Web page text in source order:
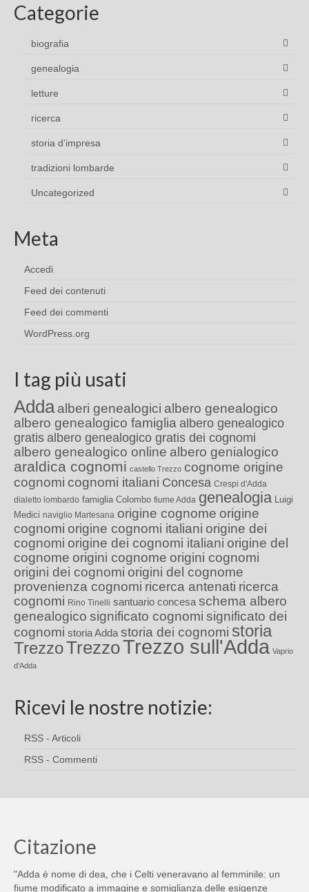
Categorie
biografia
genealogia
letture
ricerca
storia d'impresa
tradizioni lombarde
Uncategorized
Meta
Accedi
Feed dei contenuti
Feed dei commenti
WordPress.org
I tag più usati
Adda alberi genealogici albero genealogico
albero genealogico famiglia albero genealogico
gratis albero genealogico gratis dei cognomi
albero genealogico online albero genialogico
araldica cognomi castello Trezzo cognome origine
cognomi cognomi italiani Concesa Crespi d'Adda
dialetto lombardo famiglia Colombo fiume Adda genealogia Luigi
Medici naviglio Martesana origine cognome origine
cognomi origine cognomi italiani origine dei
cognomi origine dei cognomi italiani origine del
cognome origini cognome origini cognomi
origini dei cognomi origini del cognome
provenienza cognomi ricerca antenati ricerca
cognomi Rino Tinelli santuario concesa schema albero
genealogico significato cognomi significato dei
cognomi storia Adda storia dei cognomi storia
TrezzoTrezzoTrezzo sull'Adda Vaprio
d'Adda
Ricevi le nostre notizie:
RSS - Articoli
RSS - Commenti
Citazione
"Adda è nome di dea, che i Celti veneravano al femminile: un
fiume modificato a immagine e somiglianza delle esigenze